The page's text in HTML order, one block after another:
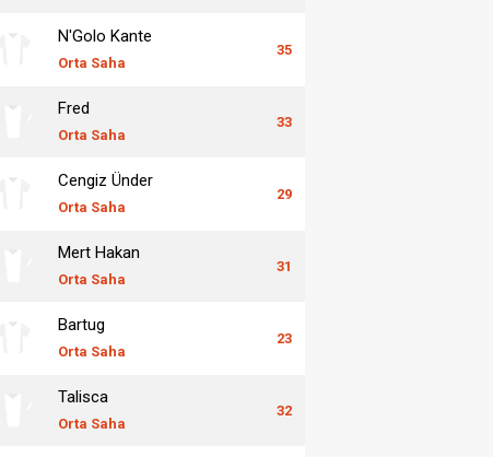
N'Golo Kante
Orta Saha
35
Fred
Orta Saha
33
Cengiz Ünder
Orta Saha
29
Mert Hakan
Orta Saha
31
Bartug
Orta Saha
23
Talisca
Orta Saha
32